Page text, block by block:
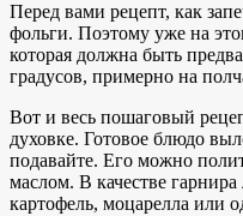
Перед вами рецепт, как
фольги. Поэтому уже на
которая должна быть
градусов, примерно на
Вот и весь пошаговый
духовке. Готовое блюдо
подавайте. Его можно
маслом. В качестве
картофель, моцарелла или